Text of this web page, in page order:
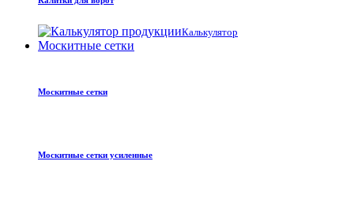
Калькулятор
Москитные сетки
Москитные сетки
Москитные сетки усиленные